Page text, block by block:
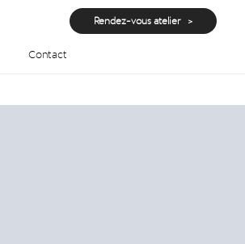
Rendez-vous atelier
Contact